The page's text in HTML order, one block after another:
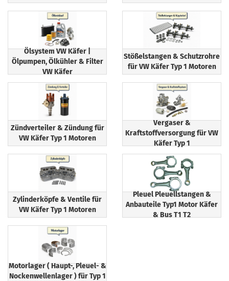
Ölsystem VW Käfer |
Ölpumpen, Ölkühler & Filter
VW Käfer
Stößelstangen & Schutzrohre
für VW Käfer Typ 1 Motoren
Zündverteiler & Zündung für
VW Käfer Typ 1 Motoren
Vergaser &
Kraftstoffversorgung für VW
Käfer Typ 1
Zylinderköpfe & Ventile für
VW Käfer Typ 1 Motoren
Pleuel Pleuellstangen &
Anbauteile Typ1 Motor Käfer
& Bus T1 T2
Motorlager ( Haupt-, Pleuel- &
Nockenwellenlager ) für Typ 1